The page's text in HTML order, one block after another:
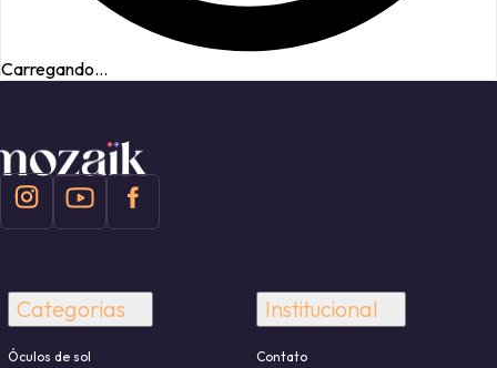
Carregando...
Categorias
Óculos de sol
Institucional
Contato